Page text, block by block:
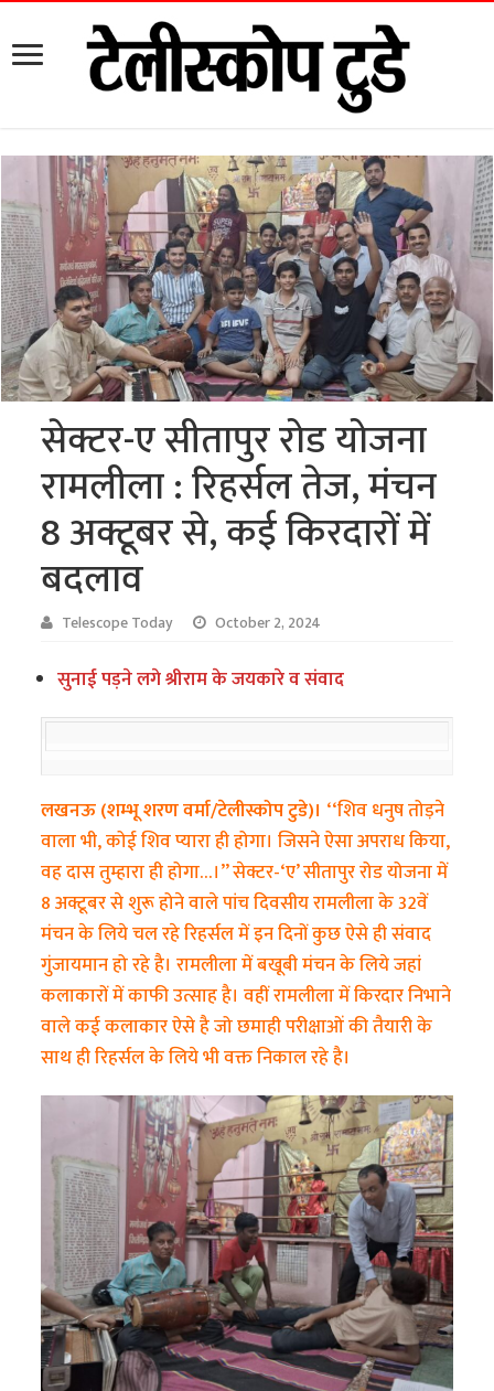
सेक्टर-ए सीतापुर रोड योजना
रामलीला : रिहर्सल तेज, मंचन
8 अक्टूबर से, कई किरदारों में
बदलाव
Telescope Today October 2, 2024
सुनाई पड़ने लगे श्रीराम के जयकारे व संवाद
लखनऊ (शम्भू शरण वर्मा/टेलीस्कोप टुडे)। ‘‘शिव धनुष तोड़ने
वाला भी, कोई शिव प्यारा ही होगा। जिसने ऐसा अपराध किया,
वह दास तुम्हारा ही होगा…।’’ सेक्टर-‘ए’ सीतापुर रोड योजना में
8 अक्टूबर से शुरू होने वाले पांच दिवसीय रामलीला के 32वें
मंचन के लिये चल रहे रिहर्सल में इन दिनों कुछ ऐसे ही संवाद
गुंजायमान हो रहे है। रामलीला में बखूबी मंचन के लिये जहां
कलाकारों में काफी उत्साह है। वहीं रामलीला में किरदार निभाने
वाले कई कलाकार ऐसे है जो छमाही परीक्षाओं की तैयारी के
साथ ही रिहर्सल के लिये भी वक्त निकाल रहे है।